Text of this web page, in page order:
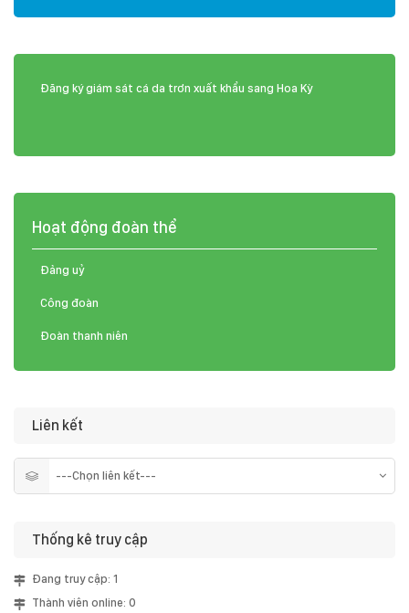
Đăng ký giám sát cá da trơn xuất khẩu sang Hoa Kỳ
Hoạt động đoàn thể
Đảng uỷ
Công đoàn
Đoàn thanh niên
Liên kết
Thống kê truy cập
Đang truy cập: 1
Thành viên online: 0